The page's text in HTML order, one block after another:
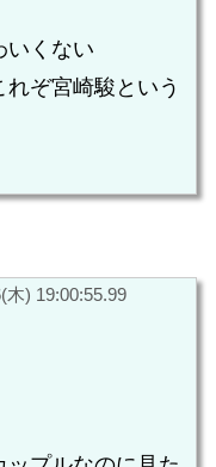
いくない
ぞ宮崎駿という
木) 19:00:55.99